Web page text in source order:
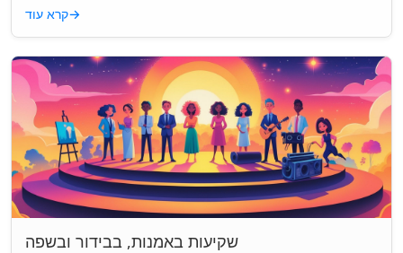
קרא עוד→
שקיעות באמנות, בבידור ובשפה